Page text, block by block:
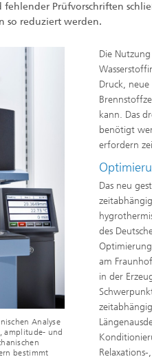
Prüfvorschriften
so reduziert werden.
Analyse
amplitude- und
bestimmt
Die
Druck,
kann. Das
benötigt
erfordern
Das neu
des
am
in der